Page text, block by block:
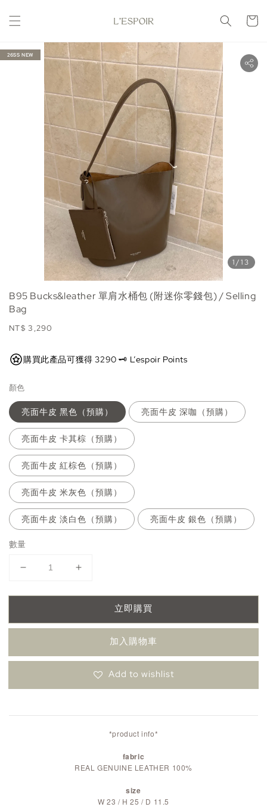
1/13
26SS NEW
B95 Bucks&leather 單肩水桶包 (附迷你零錢包) / Selling
Bag
Regular
NT$ 3,290
購買此產品可獲得 3290 🗝️ L’espoir Points
顏色
亮面牛皮 黑色（預購） 亮面牛皮 深咖（預購）
亮面牛皮 卡其棕（預購）
亮面牛皮 紅棕色（預購）
亮面牛皮 米灰色（預購）
亮面牛皮 淡白色（預購） 亮面牛皮 銀色（預購）
數量
立即購買
加入購物車
Add to wishlist
*product info*
fabric
REAL GENUINE LEATHER 100%
size
W 23 / H 25 / D 11.5